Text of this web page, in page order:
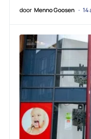
door Menno Goosen 14